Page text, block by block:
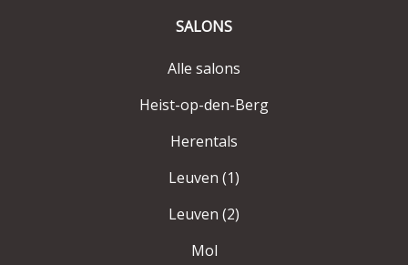
SALONS
Alle salons
Heist-op-den-Berg
Herentals
Leuven (1)
Leuven (2)
Mol